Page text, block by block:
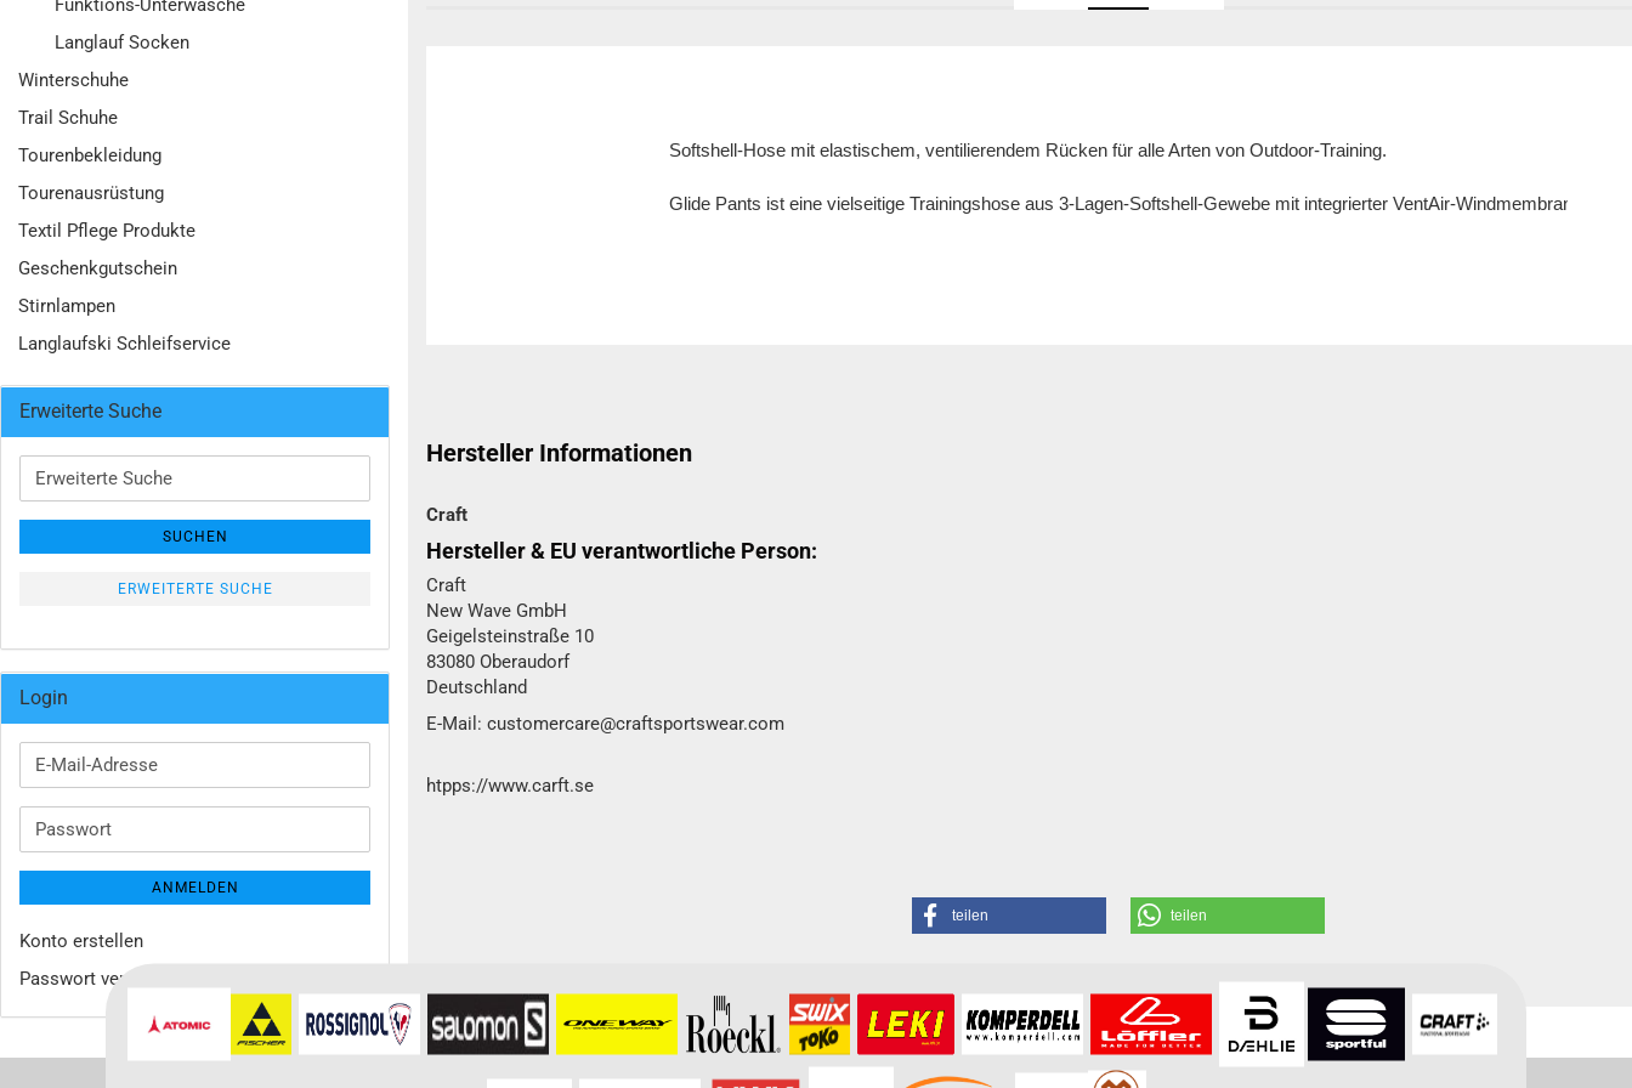
Softshell-Hose mit elastischem, ventilierendem Rücken für alle Arten von Outdoor-Training.
Glide Pants ist eine vielseitige Trainingshose aus 3-Lagen-Softshell-Gewebe mit integrierter VentAir-Windmembran
Hersteller Informationen
Craft
Hersteller & EU verantwortliche Person:
Craft
New Wave GmbH
Geigelsteinstraße 10
83080 Oberaudorf
Deutschland
E-Mail: customercare@craftsportswear.com
htpps://www.carft.se
teilen teilen
Für weitere Informationen besuchen Sie bitte dieHomepagezu diesem Artikel.
Funktions-Unterwäsche
Langlauf Socken
Winterschuhe
Trail Schuhe
Tourenbekleidung
Tourenausrüstung
Textil Pflege Produkte
Geschenkgutschein
Stirnlampen
Langlaufski Schleifservice
Erweiterte Suche
Erweiterte
Suche
SUCHEN
ERWEITERTE SUCHE
Login
E-
Mail-
Passwort
ANMELDEN
Konto erstellen
Passwort vergessen?